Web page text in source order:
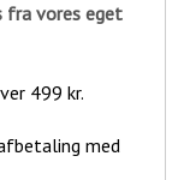
fra vores eget
499 kr.
med